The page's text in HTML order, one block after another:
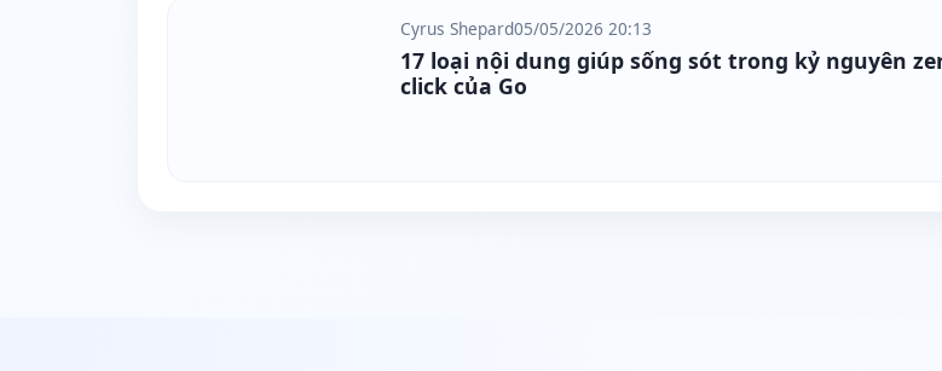
Cyrus Shepard05/05/2026 20:13
17 loại nội dung giúp sống sót trong kỷ nguyên zero-
click của Go